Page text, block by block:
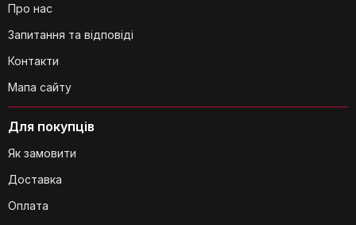
Для чого призначений регулятор
U'Select?
Які рекомендації щодо догляду за
Для покупців
Як замовити
Доставка
Оплата
Про нас
Запитання та відповіді
Контакти
Мапа сайту